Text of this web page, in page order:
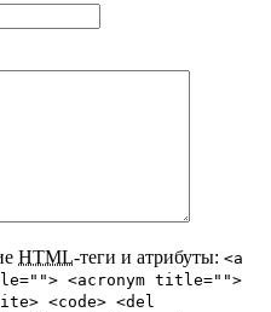
HTML-теги и атрибуты: <a
<acronym title="">
<code> <del